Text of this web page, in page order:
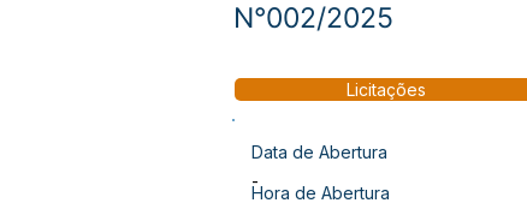
N°002/2025
Licitações
Data de Abertura
-
Hora de Abertura